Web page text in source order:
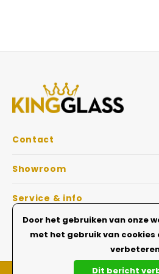
Contact
Showroom
Service & info
Dé Glazen wanden specialist
Door het gebruiken van onze
met het gebruik van cookies
Dit bericht